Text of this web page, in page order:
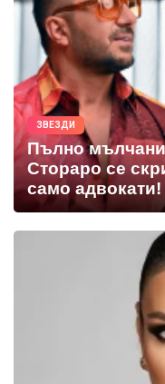
ЗВЕЗДИ
Пълно
Стораро се
само адвокати!